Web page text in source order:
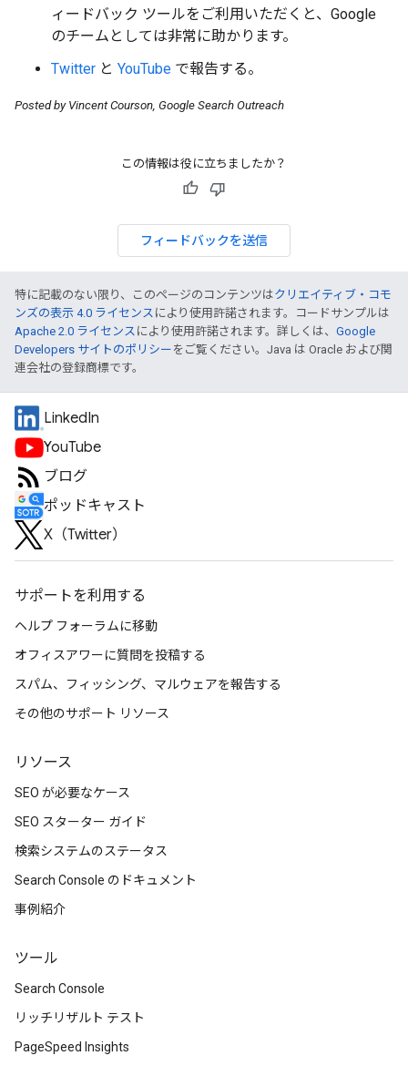
ィードバック ツールをご利用いただくと、Google
のチームとしては非常に助かります。
Twitter と YouTube で報告する。
Posted by Vincent Courson, Google Search Outreach
この情報は役に立ちましたか？
フィードバックを送信
特に記載のない限り、このページのコンテンツはクリエイティブ・コモ
ンズの表示 4.0 ライセンス により使用許諾されます。コードサンプルは
Apache 2.0 ライセンス により使用許諾されます。詳しくは、 Google
Developers サイトのポリシー をご覧ください。Java は Oracle および関
連会社の登録商標です。
LinkedIn
YouTube
ブログ
ポッドキャスト
X（Twitter）
サポートを利用する
ヘルプ フォーラムに移動
オフィスアワーに質問を投稿する
スパム、フィッシング、マルウェアを報告する
その他のサポート リソース
リソース
SEO が必要なケース
SEO スターター ガイド
検索システムのステータス
Search Console のドキュメント
事例紹介
ツール
Search Console
リッチリザルト テスト
PageSpeed Insights